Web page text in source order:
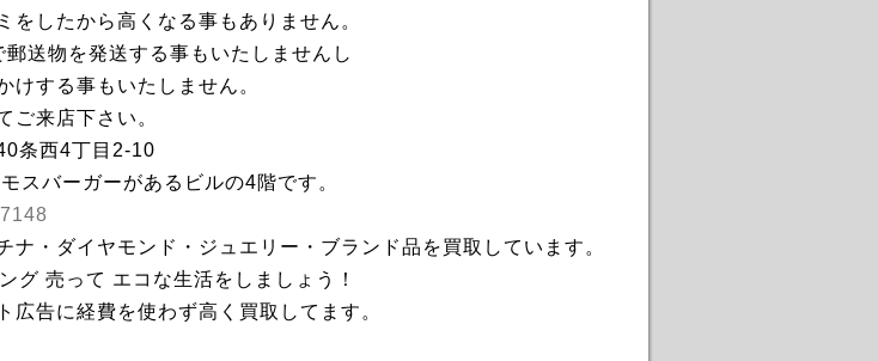
をしたから高くなる事もありません。
郵送物を発送する事もいたしませんし
けする事もいたしません。
ご来店下さい。
条西4丁目2-10
スバーガーがあるビルの4階です。
ナ・ダイヤモンド・ジュエリー・ブランド品を買取しています。
グ 売って エコな生活をしましょう！
広告に経費を使わず高く買取してます。